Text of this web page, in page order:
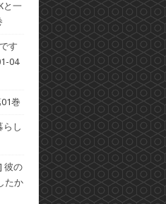
と一
す
04
巻
らし
彼の
たか